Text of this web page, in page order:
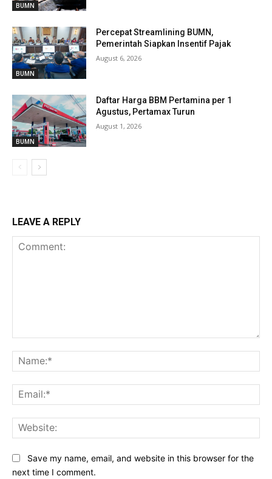
BUMN
BUMN
Percepat Streamlining BUMN,
Pemerintah Siapkan Insentif Pajak
August 6, 2026
BUMN
Daftar Harga BBM Pertamina per 1
Agustus, Pertamax Turun
August 1, 2026
LEAVE A REPLY
Save my name, email, and website in this browser for the
next time I comment.